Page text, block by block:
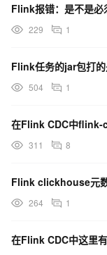
Flink报错：是不是必
229 1
504 1
311 8
Flink clickhouse元
264 1